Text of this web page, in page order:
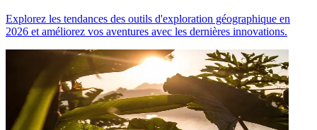
Explorez les tendances des outils d'exploration géographique en
2026 et améliorez vos aventures avec les dernières innovations.